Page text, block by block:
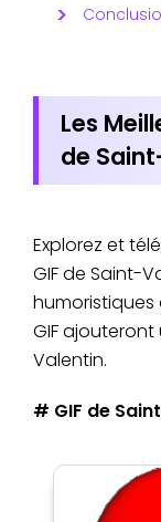
Les
de
Explorez et
GIF de Saint-
GIF
Valentin.
# GIF de